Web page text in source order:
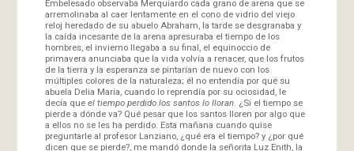
Embelesado observaba Merquiardo cada grano de arena que se
arremolinaba al caer lentamente en el cono de vidrio del viejo
reloj heredado de su abuelo Abraham, la tarde se desgranaba y
la caída incesante de la arena apresuraba el tiempo de los
hombres, el invierno llegaba a su final, el equinoccio de
primavera anunciaba que la vida volvía a renacer, que los frutos
de la tierra y la esperanza se pintarían de nuevo con los
múltiples colores de la naturaleza; él no entendía por qué su
abuela Delia María, cuando lo reprendía por su ociosidad, le
decía que el tiempo perdido los santos lo lloran. ¿Si el tiempo se
pierde a dónde va? Qué pesar que los santos lloren por algo que
a ellos no se les ha perdido. Esta mañana cuando quise
preguntarle al profesor Lanziano, ¿qué era el tiempo? y ¿por qué
dicen que se pierde?, me mandó donde la señorita Luz Enith, la